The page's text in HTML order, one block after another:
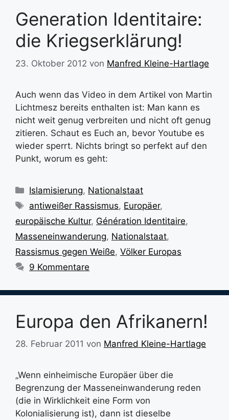
Generation Identitaire:
die Kriegserklärung!
23. Oktober 2012 von Manfred Kleine-Hartlage
Auch wenn das Video in dem Artikel von Martin
Lichtmesz bereits enthalten ist: Man kann es
nicht weit genug verbreiten und nicht oft genug
zitieren. Schaut es Euch an, bevor Youtube es
wieder sperrt. Nichts bringt so perfekt auf den
Punkt, worum es geht:
Kategorien
Islamisierung, Nationalstaat
Schlagwörter
antiweißer Rassismus, Europäer,
europäische Kultur, Génération Identitaire,
Masseneinwanderung, Nationalstaat,
Rassismus gegen Weiße, Völker Europas
9 Kommentare
Europa den Afrikanern!
28. Februar 2011 von Manfred Kleine-Hartlage
„Wenn einheimische Europäer über die
Begrenzung der Masseneinwanderung reden
(die in Wirklichkeit eine Form von
Kolonialisierung ist), dann ist dieselbe